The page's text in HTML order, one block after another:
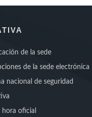
de la sede
de la sede electrónica
nacional de seguridad
hora oficial